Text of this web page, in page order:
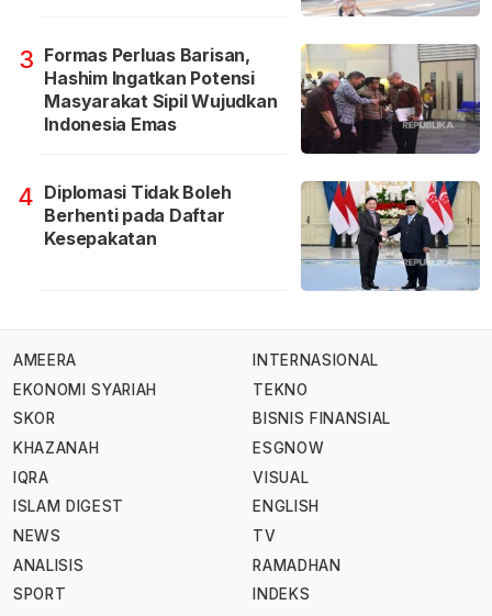
3 Formas Perluas Barisan,
Hashim Ingatkan Potensi
Masyarakat Sipil Wujudkan
Indonesia Emas
4 Diplomasi Tidak Boleh
Berhenti pada Daftar
Kesepakatan
AMEERA
EKONOMI SYARIAH
SKOR
KHAZANAH
IQRA
ISLAM DIGEST
NEWS
ANALISIS
SPORT
INTERNASIONAL
TEKNO
BISNIS FINANSIAL
ESGNOW
VISUAL
ENGLISH
TV
RAMADHAN
INDEKS